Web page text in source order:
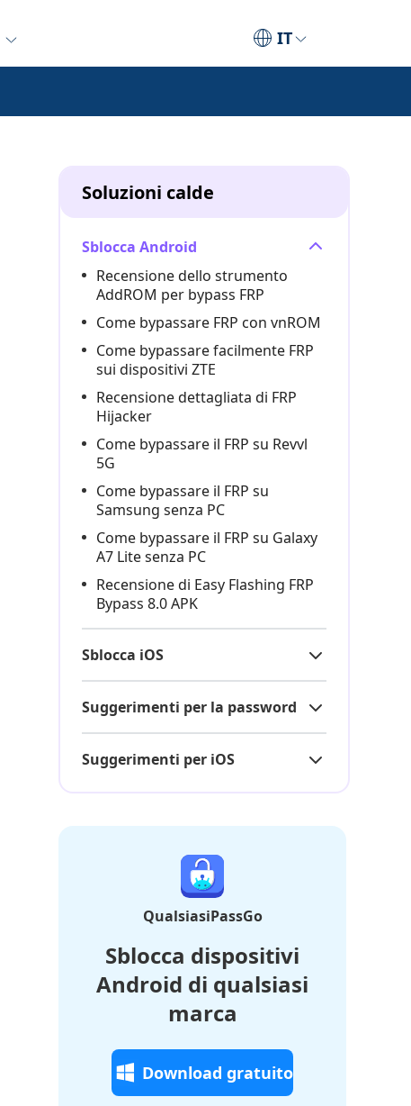
IT
Soluzioni calde
Sblocca Android
Recensione dello strumento
AddROM per bypass FRP
Come bypassare FRP con vnROM
Come bypassare facilmente FRP
sui dispositivi ZTE
Recensione dettagliata di FRP
Hijacker
Come bypassare il FRP su Revvl
5G
Come bypassare il FRP su
Samsung senza PC
Come bypassare il FRP su Galaxy
A7 Lite senza PC
Recensione di Easy Flashing FRP
Bypass 8.0 APK
Sblocca iOS
Suggerimenti per la password
Suggerimenti per iOS
QualsiasiPassGo
Sblocca dispositivi
Android di qualsiasi
marca
Download gratuito